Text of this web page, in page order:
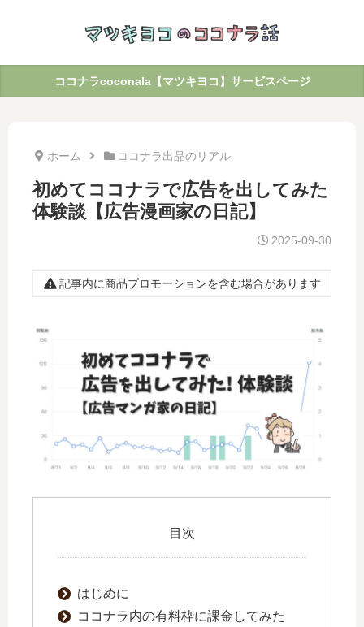
ココナラcoconala【マツキヨコ】サービスページ
ホーム ココナラ出品のリアル
初めてココナラで広告を出してみた
体験談【広告漫画家の日記】
2025-09-30
記事内に商品プロモーションを含む場合があります
目次
はじめに
ココナラ内の有料枠に課金してみた